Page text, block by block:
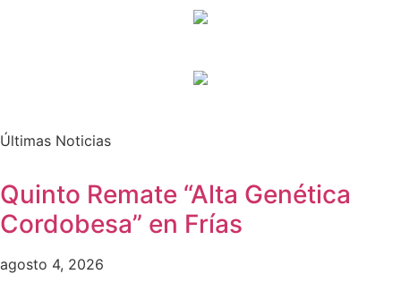
Últimas Noticias
Quinto Remate “Alta Genética
Cordobesa” en Frías
agosto 4, 2026